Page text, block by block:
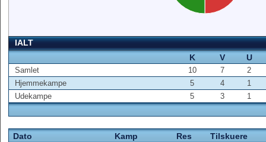
IALT
K
V U
Samlet 10 7
2
Hjemmekampe
5 4
1
Udekampe
5 3 1
Dato Kamp Res Tilskuere